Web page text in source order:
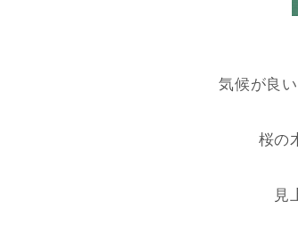
気候が良
桜の
見